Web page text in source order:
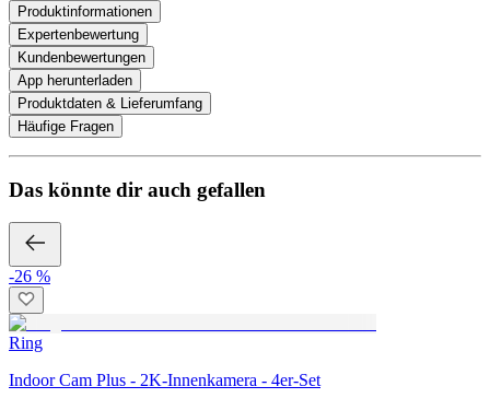
Produktinformationen
Expertenbewertung
Kundenbewertungen
App herunterladen
Produktdaten & Lieferumfang
Häufige Fragen
Das könnte dir auch gefallen
-26 %
Ring
Indoor Cam Plus - 2K-Innenkamera - 4er-Set